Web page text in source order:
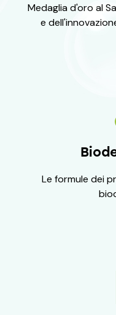
Medaglia d'oro al
e
Le formule dei